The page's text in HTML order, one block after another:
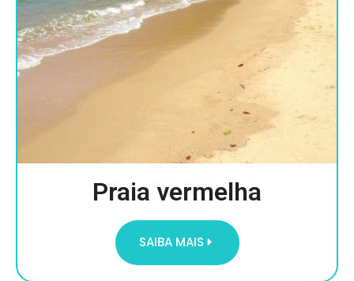
Praia vermelha
SAIBA MAIS